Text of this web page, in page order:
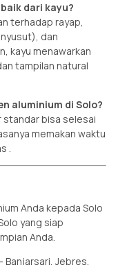
dari kayu?
terhadap rayap,
dan
kayu menawarkan
tampilan natural
aluminium di Solo?
standar bisa selesai
memakan waktu
.
Anda kepada Solo
yang siap
Anda.
Banjarsari, Jebres,